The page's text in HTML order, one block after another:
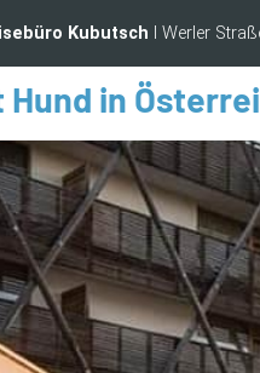
Kubutsch I Werler
in